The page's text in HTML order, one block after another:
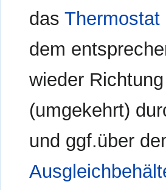
dasThermostat
dem
wieder
(umgekehrt)
und ggf.über